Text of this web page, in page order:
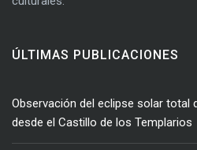
ÚLTIMAS PUBLICACIONES
Observación del eclipse solar total
desde el Castillo de los Templarios